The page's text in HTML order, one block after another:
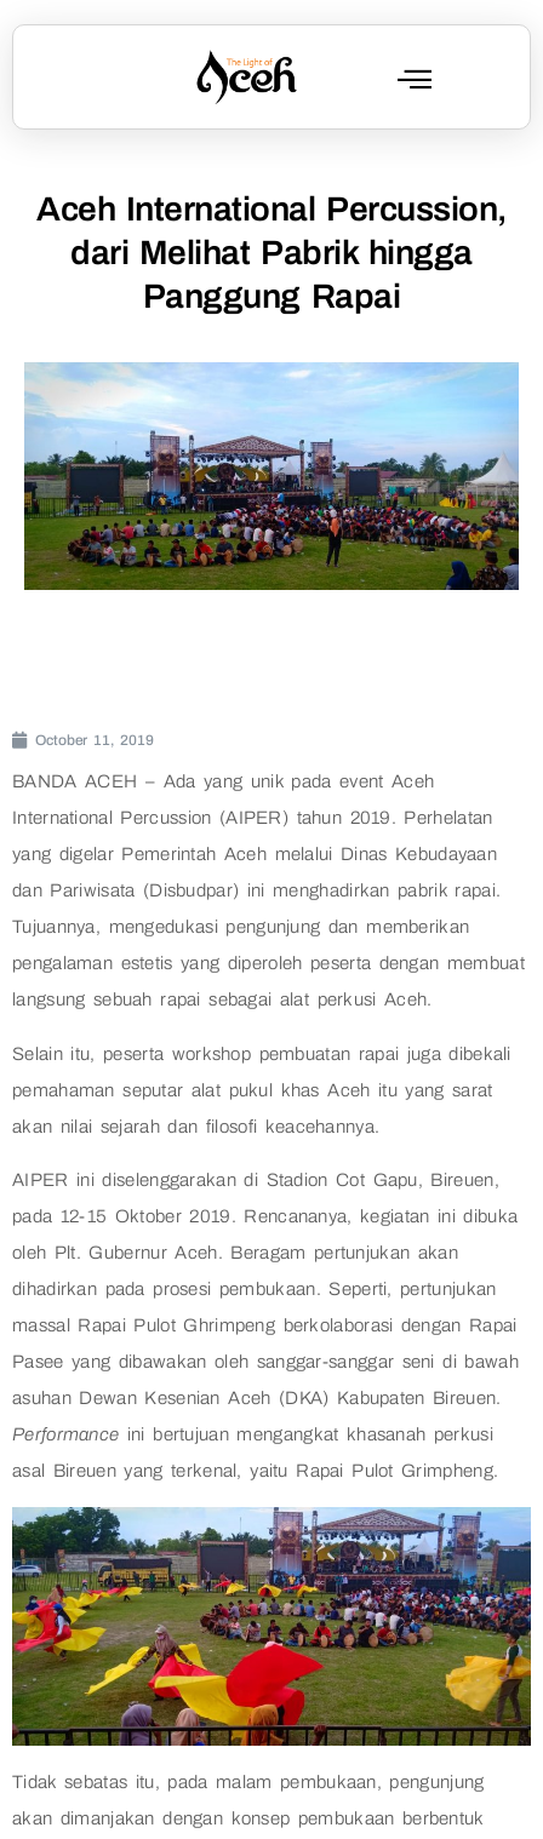
Aceh International Percussion,
dari Melihat Pabrik hingga
Panggung Rapai
October 11, 2019
BANDA ACEH – Ada yang unik pada event Aceh
International Percussion (AIPER) tahun 2019. Perhelatan
yang digelar Pemerintah Aceh melalui Dinas Kebudayaan
dan Pariwisata (Disbudpar) ini menghadirkan pabrik rapai.
Tujuannya, mengedukasi pengunjung dan memberikan
pengalaman estetis yang diperoleh peserta dengan membuat
langsung sebuah rapai sebagai alat perkusi Aceh.
Selain itu, peserta workshop pembuatan rapai juga dibekali
pemahaman seputar alat pukul khas Aceh itu yang sarat
akan nilai sejarah dan filosofi keacehannya.
AIPER ini diselenggarakan di Stadion Cot Gapu, Bireuen,
pada 12-15 Oktober 2019. Rencananya, kegiatan ini dibuka
oleh Plt. Gubernur Aceh. Beragam pertunjukan akan
dihadirkan pada prosesi pembukaan. Seperti, pertunjukan
massal Rapai Pulot Ghrimpeng berkolaborasi dengan Rapai
Pasee yang dibawakan oleh sanggar-sanggar seni di bawah
asuhan Dewan Kesenian Aceh (DKA) Kabupaten Bireuen.
Performance ini bertujuan mengangkat khasanah perkusi
asal Bireuen yang terkenal, yaitu Rapai Pulot Grimpheng.
Tidak sebatas itu, pada malam pembukaan, pengunjung
akan dimanjakan dengan konsep pembukaan berbentuk